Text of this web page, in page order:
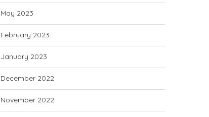
May 2023
February 2023
January 2023
December 2022
November 2022